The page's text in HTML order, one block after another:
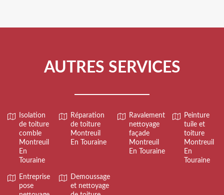
AUTRES SERVICES
Isolation
de toiture
comble
Montreuil
En
Touraine
Réparation
de toiture
Montreuil
En Touraine
Ravalement
nettoyage
façade
Montreuil
En Touraine
Peinture
tuile et
toiture
Montreuil
En
Touraine
Entreprise
pose
Demoussage
et nettoyage